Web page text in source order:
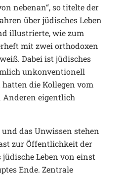
nebenan“, so titelte der
über jüdisches Leben
illustrierte, wie zum
mit zwei orthodoxen
Dabei ist jüdisches
unkonventionell
die Kollegen vom
Anderen eigentlich
das Unwissen stehen
zur Öffentlichkeit der
Leben von einst
Ende. Zentrale